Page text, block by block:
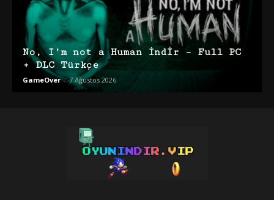
No, I’m not a Human İndir – Full PC
+ DLC Türkçe
GameOver - 7 Ağustos 2026